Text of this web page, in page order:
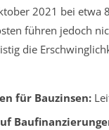
2021 bei etwa
führen jedoch
die
für Bauzinsen: